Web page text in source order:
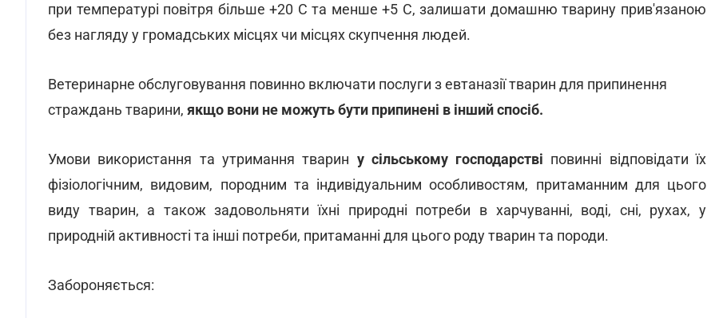
при температурі повітря більше +20 С та менше +5 С, залишати домашню тварину прив'язаною
без нагляду у громадських місцях чи місцях скупчення людей.
Ветеринарне обслуговування повинно включати послуги з евтаназії тварин для припинення
страждань тварини, якщо вони не можуть бути припинені в інший спосіб.
Умови використання та утримання тварин у сільському господарстві повинні відповідати їх
фізіологічним, видовим, породним та індивідуальним особливостям, притаманним для цього
виду тварин, а також задовольняти їхні природні потреби в харчуванні, воді, сні, рухах, у
природній активності та інші потреби, притаманні для цього роду тварин та породи.
Забороняється: